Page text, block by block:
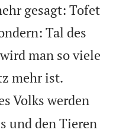
gesagt: Tofet
Tal des
man so viele
mehr ist.
Volks werden
und den Tieren